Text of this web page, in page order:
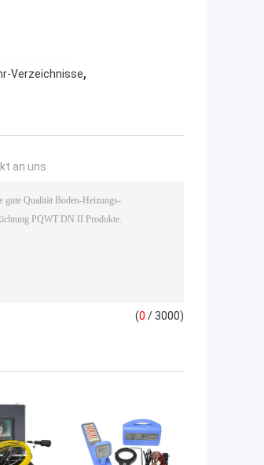
Verzeichnisse,
an uns
(0 / 3000)